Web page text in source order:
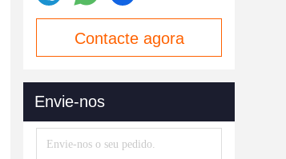
Contacte agora
Envie-nos